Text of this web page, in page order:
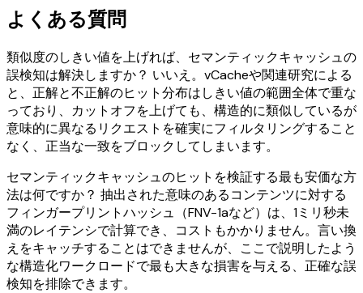
よくある質問
類似度のしきい値を上げれば、セマンティックキャッシュの
誤検知は解決しますか？ いいえ。vCacheや関連研究による
と、正解と不正解のヒット分布はしきい値の範囲全体で重な
っており、カットオフを上げても、構造的に類似しているが
意味的に異なるリクエストを確実にフィルタリングすること
なく、正当な一致をブロックしてしまいます。
セマンティックキャッシュのヒットを検証する最も安価な方
法は何ですか？ 抽出された意味のあるコンテンツに対する
フィンガープリントハッシュ（FNV-1aなど）は、1ミリ秒未
満のレイテンシで計算でき、コストもかかりません。言い換
えをキャッチすることはできませんが、ここで説明したよう
な構造化ワークロードで最も大きな損害を与える、正確な誤
検知を排除できます。